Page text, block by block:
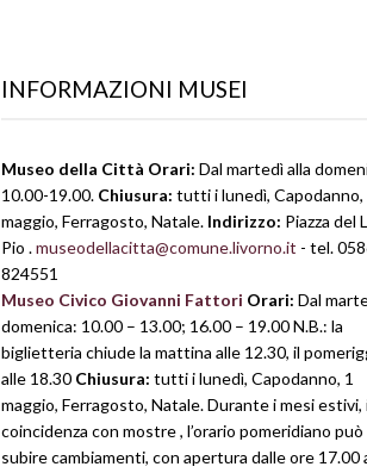
INFORMAZIONI MUSEI
Museo della Città Orari: Dal martedì alla
10.00-19.00. Chiusura: tutti i lunedì, Capodanno,
maggio, Ferragosto, Natale. Indirizzo: Piazza del
Pio .museodellacitta@comune.livorno.it - tel.
824551
Museo Civico Giovanni Fattori Orari: Dal
domenica: 10.00 – 13.00; 16.00 – 19.00 N.B.: la
biglietteria chiude la mattina alle 12.30, il
alle 18.30 Chiusura: tutti i lunedì, Capodanno, 1
maggio, Ferragosto, Natale. Durante i mesi estivi,
coincidenza con mostre , l’orario pomeridiano può
subire cambiamenti, con apertura dalle ore 17.00